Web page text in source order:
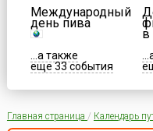
Международный
день пива
...а также
еще 33 события
в
Главная страница / Календарь